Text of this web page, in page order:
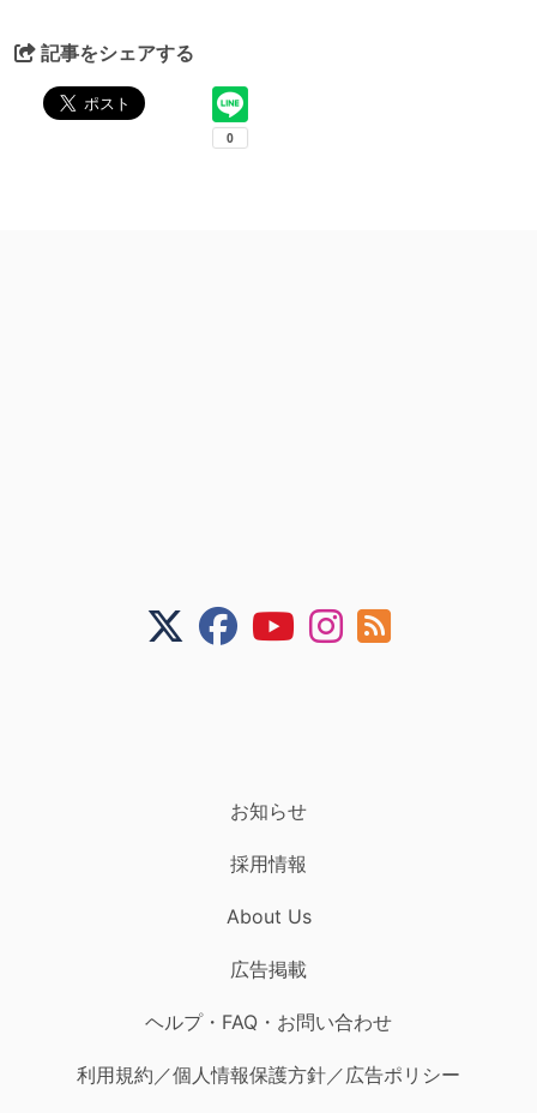
記事をシェアする
お知らせ
採用情報
About Us
広告掲載
ヘルプ・FAQ・お問い合わせ
利用規約／個人情報保護方針／広告ポリシー